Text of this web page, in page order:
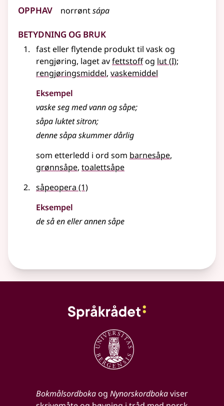
Opphav norrøntsápa
Betydning og bruk
fastellerflytende produkt til vask og
rengjøring, laget avfettstoffog lut(1
I);
rengjøringsmiddel, vaskemiddel
Eksempel
vaske seg med vann og såpe;
såpa luktet sitron;
denne såpa skummer dårlig
som etterledd i ord som barnesåpe
grønnsåpe toalettsåpe
såpeopera (1)
Eksempel
de så en eller annen såpe
Bokmålsordbokaog Nynorskordbokaviser